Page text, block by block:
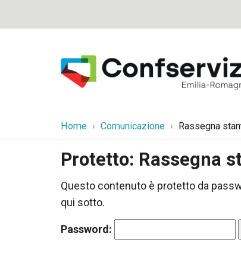
Home Comunicazione Rassegna
Protetto: Rassegna
Questo contenuto è protetto da
qui sotto.
Password: